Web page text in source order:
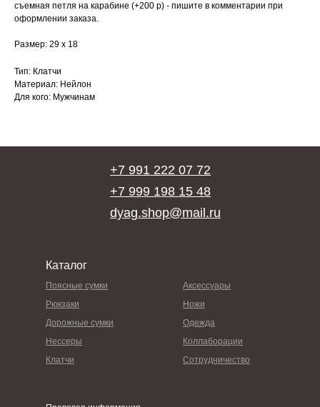
съемная петля на карабине (+200 р) - пишите в комментарии при
оформлении заказа.
Размер: 29 х 18
Тип: Клатчи
Материал: Нейлон
Для кого: Мужчинам
+7 991 222 07 72
dyag.shop@mail.ru
Каталог
Поясные сумки Аксессуары
Дорожные сумки Одежда
Коллаборации
Нессеры
Рюкзаки Ножи
Клатчи Сотрудничество
+7 999 198 15 48